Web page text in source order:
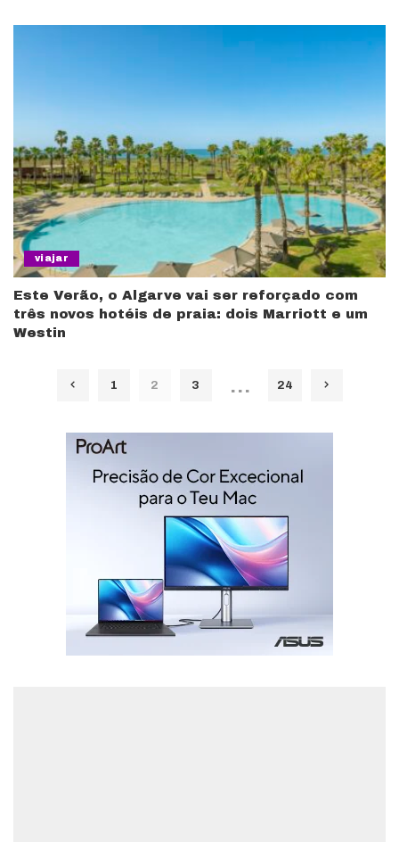
viajar
Este Verão, o Algarve vai ser reforçado com
três novos hotéis de praia: dois Marriott e um
Westin
1 2 3 … 24